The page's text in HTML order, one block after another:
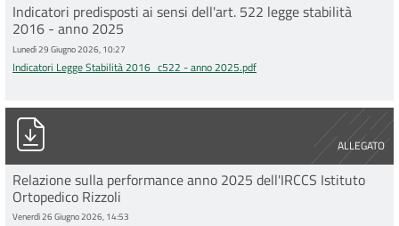
Indicatori predisposti ai sensi dell'art. 522 legge stabilità
2016 - anno 2025
Lunedì 29 Giugno 2026, 10:27
Indicatori Legge Stabilità 2016_c522 - anno 2025.pdf
ALLEGATO
Relazione sulla Performance IRCCS IOR 2025 pdfA.pdf
Relazione sulla performance anno 2025 dell'IRCCS Istituto
Ortopedico Rizzoli
Venerdì 26 Giugno 2026, 14:53